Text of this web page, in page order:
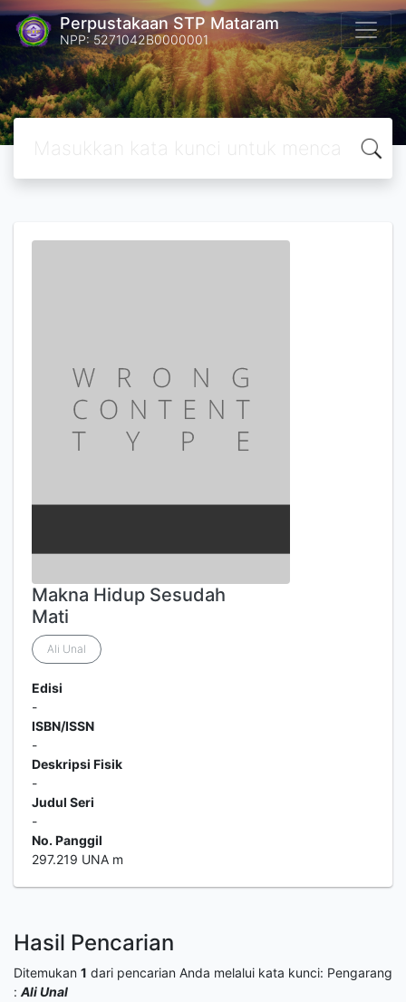
Perpustakaan STP Mataram
NPP: 5271042B0000001
Makna Hidup Sesudah
Mati
Ali Unal
Edisi
-
ISBN/ISSN
-
Deskripsi Fisik
-
Judul Seri
-
No. Panggil
297.219 UNA m
Hasil Pencarian
Ditemukan 1 dari pencarian Anda melalui kata kunci: Pengarang
: Ali Unal